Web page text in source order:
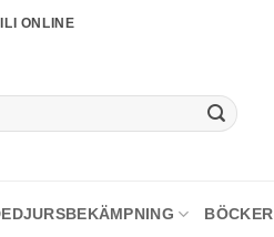
ONLINE
BÖCKER